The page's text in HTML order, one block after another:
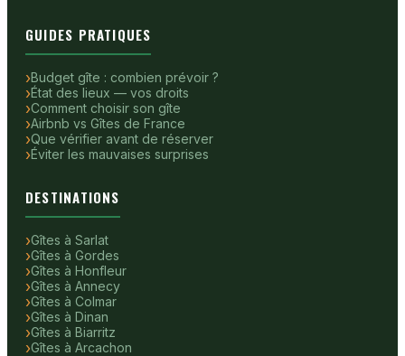
GUIDES PRATIQUES
Budget gîte : combien prévoir ?
État des lieux — vos droits
Comment choisir son gîte
Airbnb vs Gîtes de France
Que vérifier avant de réserver
Éviter les mauvaises surprises
DESTINATIONS
Gîtes à Sarlat
Gîtes à Gordes
Gîtes à Honfleur
Gîtes à Annecy
Gîtes à Colmar
Gîtes à Dinan
Gîtes à Biarritz
Gîtes à Arcachon